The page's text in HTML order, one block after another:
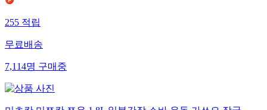
255 적립
무료배송
7,114명 구매중